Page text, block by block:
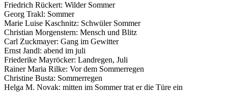
Friedrich Rückert: Wilder Sommer
Georg Trakl: Sommer
Marie Luise Kaschnitz: Schwüler Sommer
Christian Morgenstern: Mensch und Blitz
Carl Zuckmayer: Gang im Gewitter
Ernst Jandl: abend im juli
Friederike Mayröcker: Landregen, Juli
Rainer Maria Rilke: Vor dem Sommerregen
Christine Busta: Sommerregen
Helga M. Novak: mitten im Sommer trat er die Türe ein